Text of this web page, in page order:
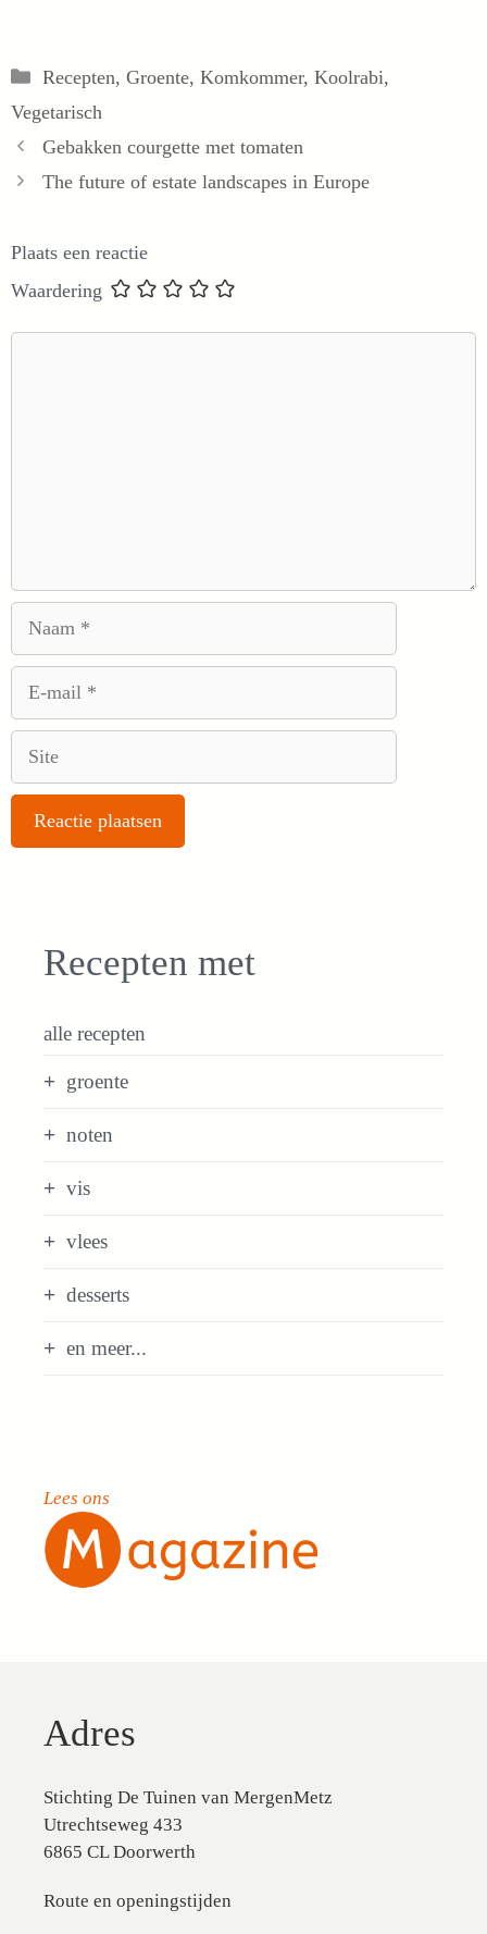
Categorieën
Recepten, Groente, Komkommer, Koolrabi,
Vegetarisch
Gebakken courgette met tomaten
The future of estate landscapes in Europe
Plaats een reactie
Waardering
Recepten met
alle recepten
groente
noten
vis
vlees
desserts
en meer...
Lees ons
Adres
Stichting De Tuinen van MergenMetz
Utrechtseweg 433
6865 CL Doorwerth
Route en openingstijden